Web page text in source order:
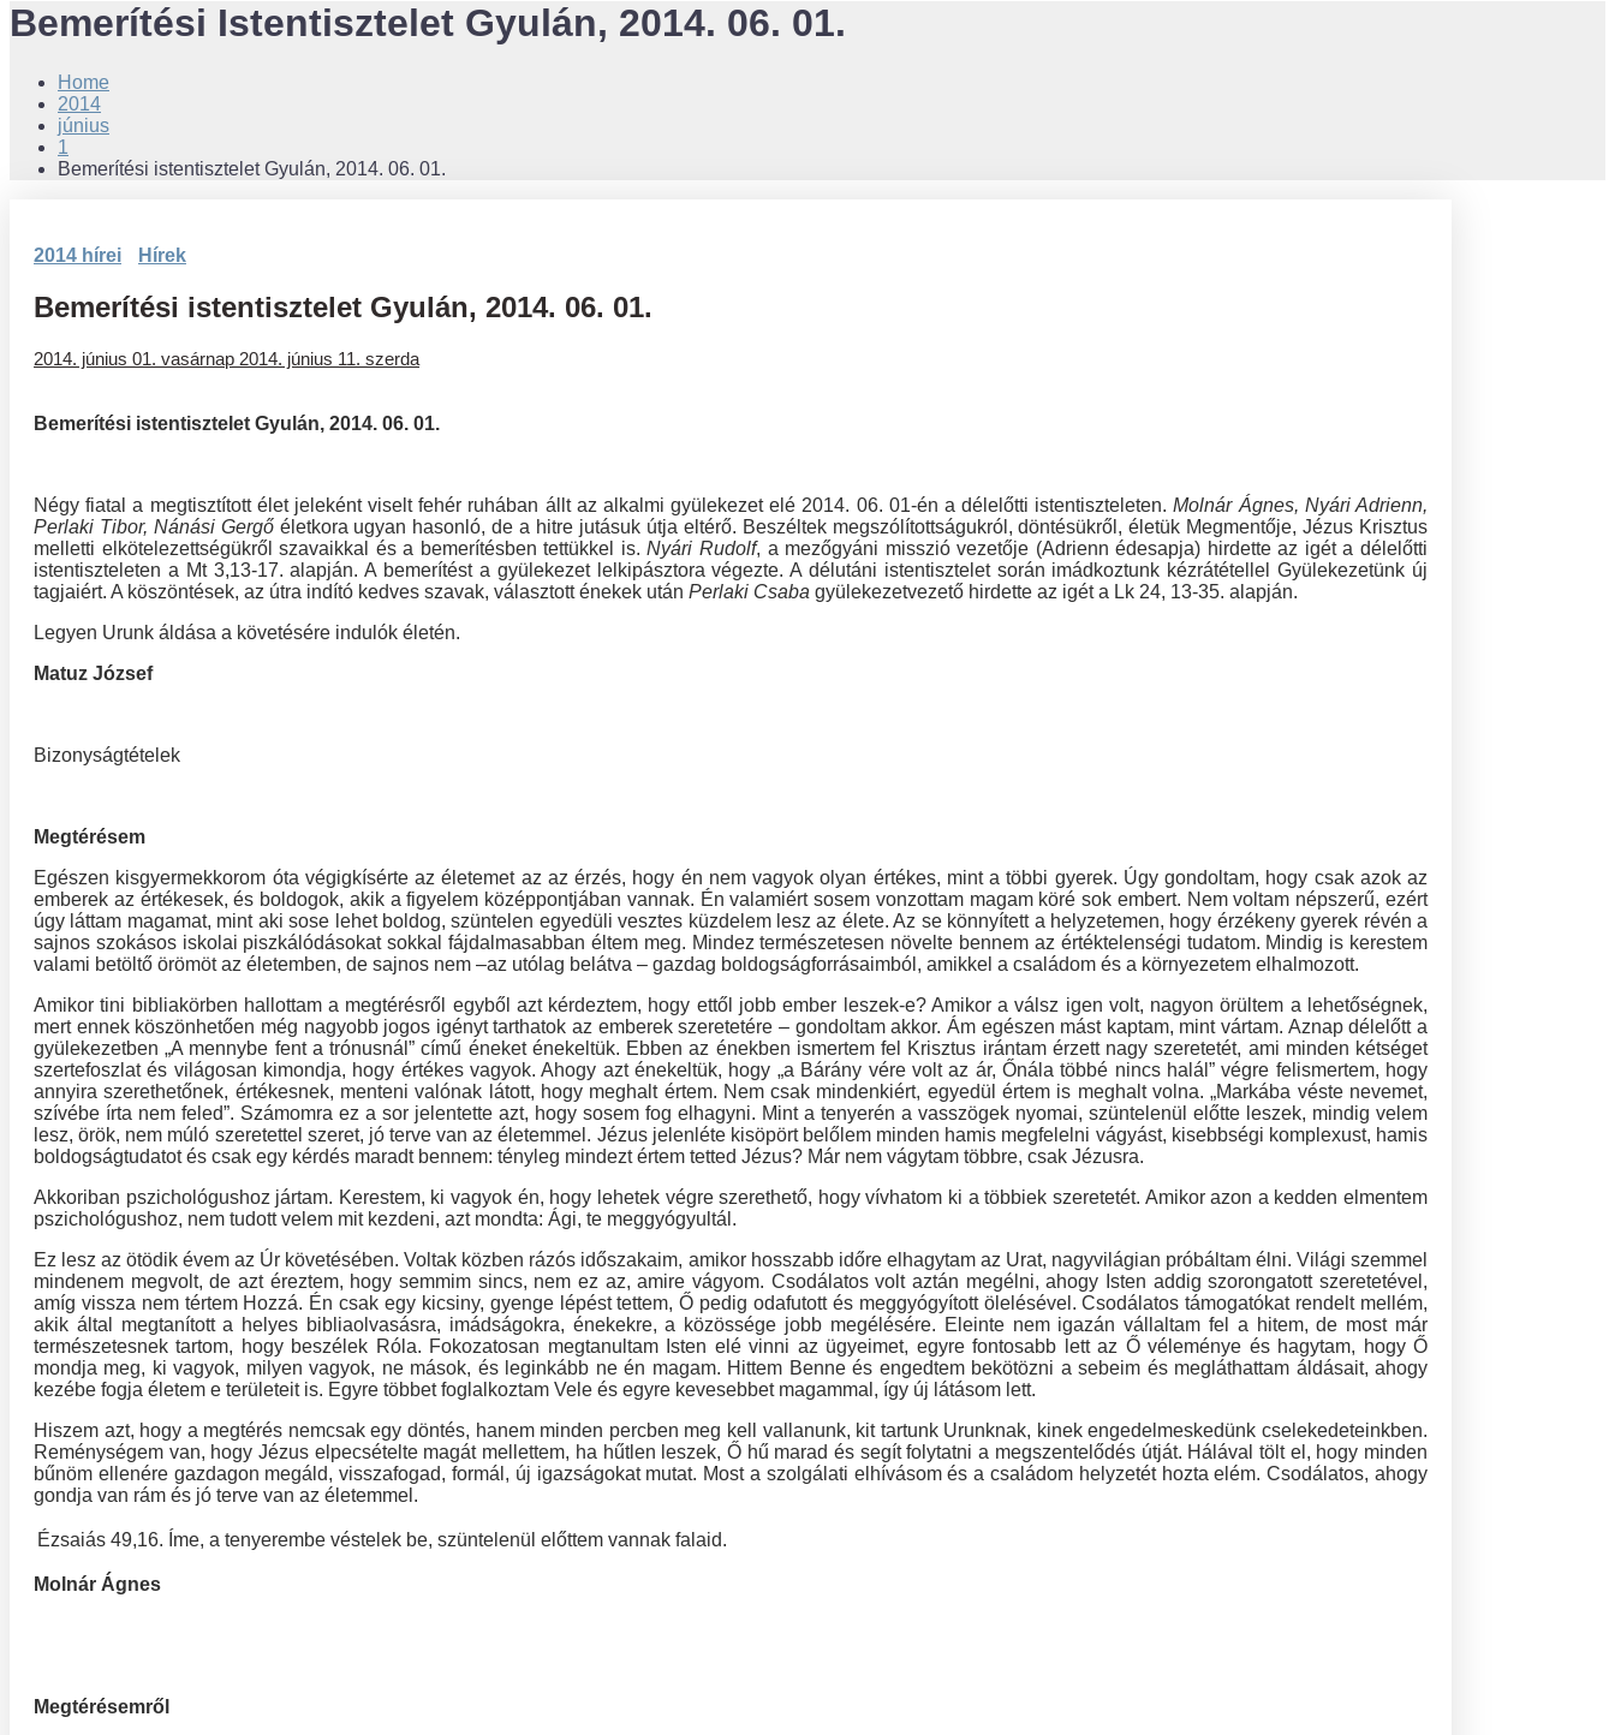
Bemerítési Istentisztelet Gyulán, 2014. 06. 01.
Home
2014
június
1
Bemerítési istentisztelet Gyulán, 2014. 06. 01.
2014 hírei Hírek
Bemerítési istentisztelet Gyulán, 2014. 06. 01.
2014. június 01. vasárnap 2014. június 11. szerda
Bemerítési istentisztelet Gyulán, 2014. 06. 01.
Négy fiatal a megtisztított élet jeleként viselt fehér ruhában állt az alkalmi gyülekezet elé 2014. 06. 01-én a délelőtti istentiszteleten.Molnár Ágnes, Nyári Adrienn,
Perlaki Tibor, Nánási Gergőéletkora ugyan hasonló, de a hitre jutásuk útja eltérő. Beszéltek megszólítottságukról, döntésükről, életük Megmentője, Jézus Krisztus
melletti elkötelezettségükről szavaikkal és a bemerítésben tettükkel is.Nyári Rudolf, a mezőgyáni misszió vezetője (Adrienn édesapja) hirdette az igét a délelőtti
istentiszteleten a Mt 3,13-17. alapján. A bemerítést a gyülekezet lelkipásztora végezte. A délutáni istentisztelet során imádkoztunk kézrátétellel Gyülekezetünk új
tagjaiért. A köszöntések, az útra indító kedves szavak, választott énekek után Perlaki Csaba gyülekezetvezető hirdette az igét a Lk 24, 13-35. alapján.
Legyen Urunk áldása a követésére indulók életén.
Matuz József
Bizonyságtételek
Megtérésem
Egészen kisgyermekkorom óta végigkísérte az életemet az az érzés, hogy én nem vagyok olyan értékes, mint a többi gyerek. Úgy gondoltam, hogy csak azok az
emberek az értékesek, és boldogok, akik a figyelem középpontjában vannak. Én valamiért sosem vonzottam magam köré sok embert. Nem voltam népszerű, ezért
úgy láttam magamat, mint aki sose lehet boldog, szüntelen egyedüli vesztes küzdelem lesz az élete. Az se könnyített a helyzetemen, hogy érzékeny gyerek révén a
sajnos szokásos iskolai piszkálódásokat sokkal fájdalmasabban éltem meg. Mindez természetesen növelte bennem az értéktelenségi tudatom. Mindig is kerestem
valami betöltő örömöt az életemben, de sajnos nem –az utólag belátva – gazdag boldogságforrásaimból, amikkel a családom és a környezetem elhalmozott.
Amikor tini bibliakörben hallottam a megtérésről egyből azt kérdeztem, hogy ettől jobb ember leszek-e? Amikor a válsz igen volt, nagyon örültem a lehetőségnek,
mert ennek köszönhetően még nagyobb jogos igényt tarthatok az emberek szeretetére – gondoltam akkor. Ám egészen mást kaptam, mint vártam. Aznap délelőtt a
gyülekezetben „A mennybe fent a trónusnál” című éneket énekeltük. Ebben az énekben ismertem fel Krisztus irántam érzett nagy szeretetét, ami minden kétséget
szertefoszlat és világosan kimondja, hogy értékes vagyok. Ahogy azt énekeltük, hogy „a Bárány vére volt az ár, Őnála többé nincs halál” végre felismertem, hogy
annyira szerethetőnek, értékesnek, menteni valónak látott, hogy meghalt értem. Nem csak mindenkiért, egyedül értem is meghalt volna. „Markába véste nevemet,
szívébe írta nem feled”. Számomra ez a sor jelentette azt, hogy sosem fog elhagyni. Mint a tenyerén a vasszögek nyomai, szüntelenül előtte leszek, mindig velem
lesz, örök, nem múló szeretettel szeret, jó terve van az életemmel. Jézus jelenléte kisöpört belőlem minden hamis megfelelni vágyást, kisebbségi komplexust, hamis
boldogságtudatot és csak egy kérdés maradt bennem: tényleg mindezt értem tetted Jézus? Már nem vágytam többre, csak Jézusra.
Akkoriban pszichológushoz jártam. Kerestem, ki vagyok én, hogy lehetek végre szerethető, hogy vívhatom ki a többiek szeretetét. Amikor azon a kedden elmentem
pszichológushoz, nem tudott velem mit kezdeni, azt mondta: Ági, te meggyógyultál.
Ez lesz az ötödik évem az Úr követésében. Voltak közben rázós időszakaim, amikor hosszabb időre elhagytam az Urat, nagyvilágian próbáltam élni. Világi szemmel
mindenem megvolt, de azt éreztem, hogy semmim sincs, nem ez az, amire vágyom. Csodálatos volt aztán megélni, ahogy Isten addig szorongatott szeretetével,
amíg vissza nem tértem Hozzá. Én csak egy kicsiny, gyenge lépést tettem, Ő pedig odafutott és meggyógyított ölelésével. Csodálatos támogatókat rendelt mellém,
akik által megtanított a helyes bibliaolvasásra, imádságokra, énekekre, a közössége jobb megélésére. Eleinte nem igazán vállaltam fel a hitem, de most már
természetesnek tartom, hogy beszélek Róla. Fokozatosan megtanultam Isten elé vinni az ügyeimet, egyre fontosabb lett az Ő véleménye és hagytam, hogy Ő
mondja meg, ki vagyok, milyen vagyok, ne mások, és leginkább ne én magam. Hittem Benne és engedtem bekötözni a sebeim és megláthattam áldásait, ahogy
kezébe fogja életem e területeit is. Egyre többet foglalkoztam Vele és egyre kevesebbet magammal, így új látásom lett.
Hiszem azt, hogy a megtérés nemcsak egy döntés, hanem minden percben meg kell vallanunk, kit tartunk Urunknak, kinek engedelmeskedünk cselekedeteinkben.
Reménységem van, hogy Jézus elpecsételte magát mellettem, ha hűtlen leszek, Ő hű marad és segít folytatni a megszentelődés útját. Hálával tölt el, hogy minden
bűnöm ellenére gazdagon megáld, visszafogad, formál, új igazságokat mutat. Most a szolgálati elhívásom és a családom helyzetét hozta elém. Csodálatos, ahogy
gondja van rám és jó terve van az életemmel.
Ézsaiás 49,16. Íme, a tenyerembe véstelek be, szüntelenül előttem vannak falaid.
Molnár Ágnes
Megtérésemről